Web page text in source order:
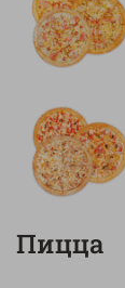
Пицца